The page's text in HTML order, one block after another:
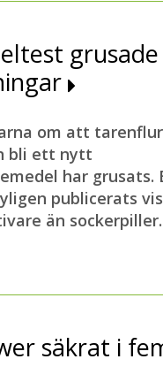
grusade
om att
bli ett nytt
har grusats.
publicerats
än sockerpiller.
säkrat i